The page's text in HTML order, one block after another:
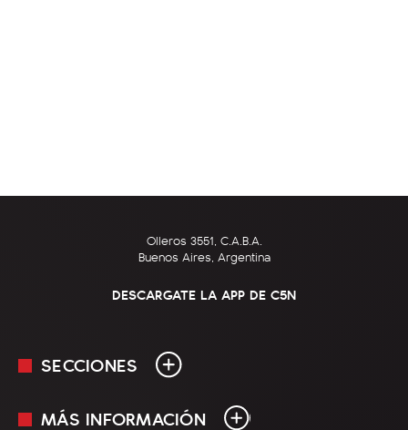
Olleros 3551, C.A.B.A.
Buenos Aires, Argentina
DESCARGATE LA APP DE C5N
SECCIONES
En Vivo
MÁS INFORMACIÓN